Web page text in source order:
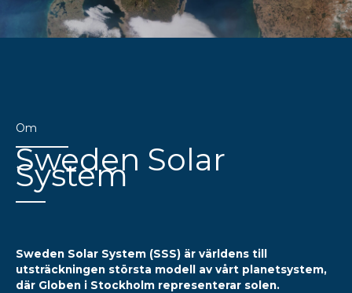
Om
Sweden Solar
System
Sweden Solar System (SSS) är världens till
utsträckningen största modell av vårt planetsystem,
där Globen i Stockholm representerar solen.